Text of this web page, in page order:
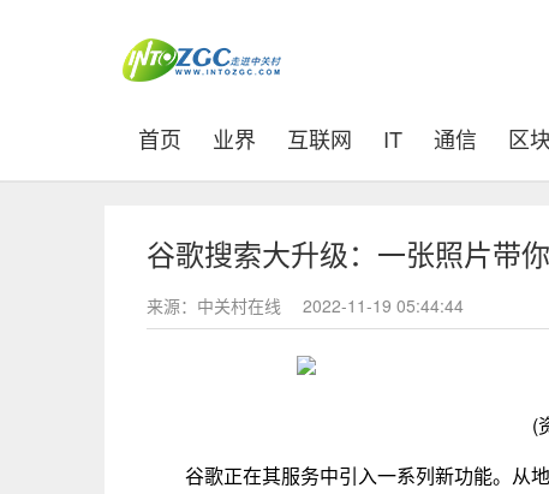
首页 (current)
业界 互联网 IT 通信 区
谷歌搜索大升级：一张照片带
来源：中关村在线 2022-11-19 05:44:44
(
谷歌正在其服务中引入一系列新功能。从